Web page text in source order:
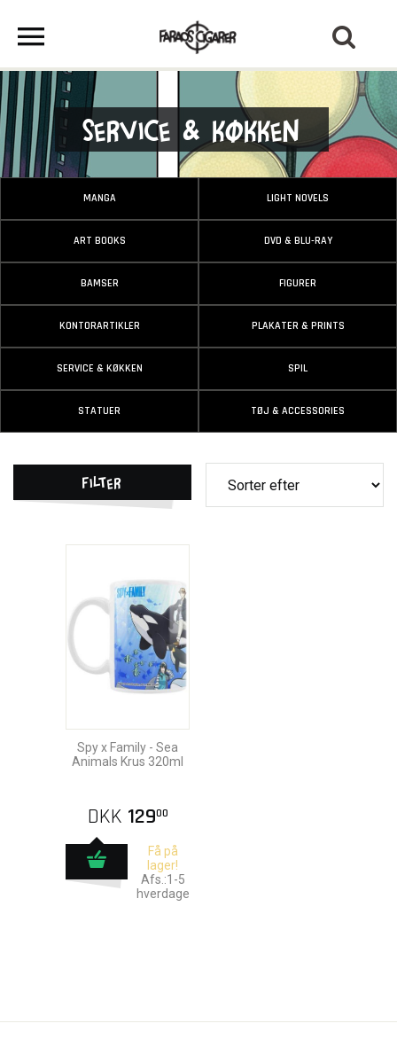
Service & Køkken
MANGA LIGHT NOVELS
ART BOOKS DVD & BLU-RAY
BAMSER FIGURER
KONTORARTIKLER PLAKATER & PRINTS
SERVICE & KØKKEN SPIL
STATUER TØJ & ACCESSORIES
Filter
Spy x Family - Sea
Animals Krus 320ml
DKK 12900
Få på
lager!
Afs.:1-5
hverdage